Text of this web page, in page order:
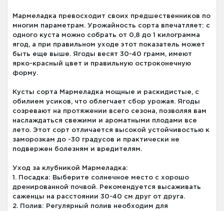
Мармеладка превосходит своих предшественников по
многим параметрам. Урожайность сорта впечатляет: с
одного куста можно собрать от 0,8 до 1 килограмма
ягод, а при правильном уходе этот показатель может
быть еще выше. Ягоды весят 30-40 грамм, имеют
ярко-красный цвет и правильную остроконечную
форму.
Кусты сорта Мармеладка мощные и раскидистые, с
обилием усиков, что облегчает сбор урожая. Ягоды
созревают на протяжении всего сезона, позволяя вам
наслаждаться свежими и ароматными плодами все
лето. Этот сорт отличается высокой устойчивостью к
заморозкам до -30 градусов и практически не
подвержен болезням и вредителям.
Уход за клубникой Мармеладка:
1. Посадка: Выберите солнечное место с хорошо
дренированной почвой. Рекомендуется высаживать
саженцы на расстоянии 30-40 см друг от друга.
2. Полив: Регулярный полив необходим для